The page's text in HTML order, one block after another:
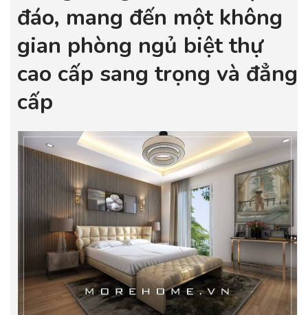
đáo, mang đến một không
gian phòng ngủ biệt thự
cao cấp sang trọng và đẳng
cấp